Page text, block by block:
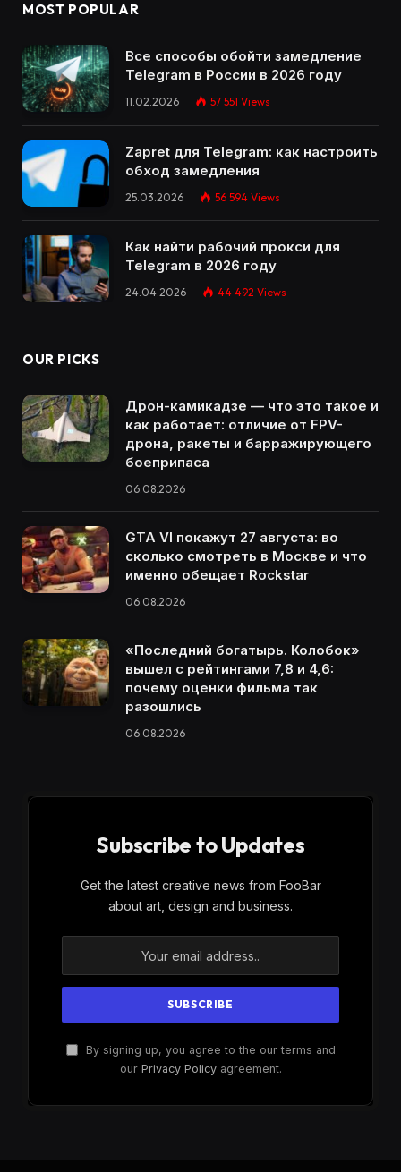
MOST POPULAR
Все способы обойти замедление
Telegram в России в 2026 году
11.02.2026 57 551 Views
Zapret для Telegram: как настроить
обход замедления
25.03.2026 56 594 Views
Как найти рабочий прокси для
Telegram в 2026 году
24.04.2026 44 492 Views
OUR PICKS
Дрон-камикадзе — что это такое и
как работает: отличие от FPV-
дрона, ракеты и барражирующего
боеприпаса
06.08.2026
GTA VI покажут 27 августа: во
сколько смотреть в Москве и что
именно обещает Rockstar
06.08.2026
«Последний богатырь. Колобок»
вышел с рейтингами 7,8 и 4,6:
почему оценки фильма так
разошлись
06.08.2026
Subscribe to Updates
Get the latest creative news from FooBar
about art, design and business.
By signing up, you agree to the our terms and
our Privacy Policyagreement.